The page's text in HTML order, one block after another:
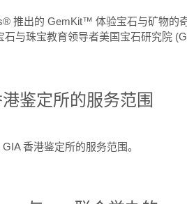
推出的 GemKit™ 体验宝石与矿物的
与珠宝教育领导者美国宝石研究院
鉴定所的服务范围
香港鉴定所的服务范围。